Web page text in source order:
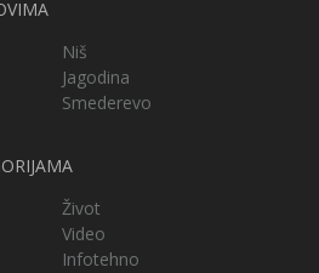
Niš
Jagodina
Smederevo
Život
Video
Infotehno